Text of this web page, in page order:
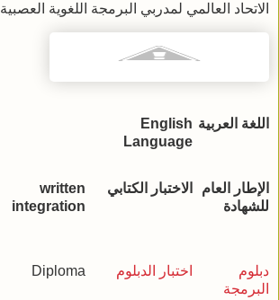
الاتحاد العالمي لمدربي البرمجة اللغوية العصبية
اللغة العربية English
Language
الإطار العام
للشهادة
الاختبار الكتابي
written
integration
دبلوم
البرمجة
اختبار الدبلوم Diploma